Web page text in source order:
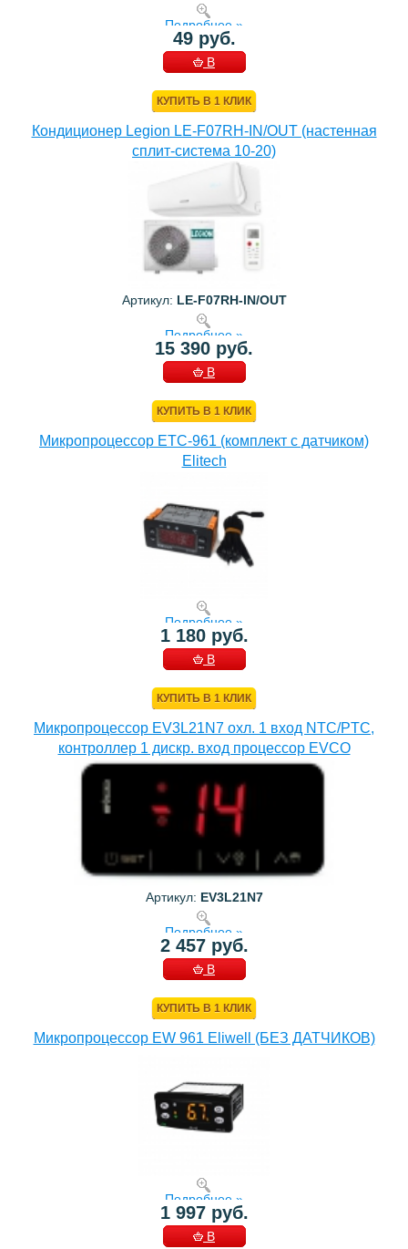
Подробнее »
49 руб.
В
КУПИТЬ В 1 КЛИК
Кондиционер Legion LE-F07RH-IN/OUT (настенная
сплит-система 10-20)
Артикул: LE-F07RH-IN/OUT
Подробнее »
15 390 руб.
В
КУПИТЬ В 1 КЛИК
Микропроцессор ETC-961 (комплект c датчиком)
Elitech
Подробнее »
1 180 руб.
В
КУПИТЬ В 1 КЛИК
Микропроцессор EV3L21N7 охл. 1 вход NTC/PTC,
контроллер 1 дискр. вход процессор EVCO
Артикул: EV3L21N7
Подробнее »
2 457 руб.
В
КУПИТЬ В 1 КЛИК
Микропроцессор EW 961 Eliwell (БЕЗ ДАТЧИКОВ)
Подробнее »
1 997 руб.
В